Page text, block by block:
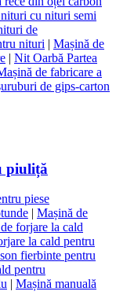
cu nituri semi
de
nituri | Mașină de
| Nit Oarbă Partea
de fabricare a
de gips-carton
piuliță
piese
| Mașină de
forjare la cald
la cald pentru
fierbinte pentru
pentru
| Mașină manuală